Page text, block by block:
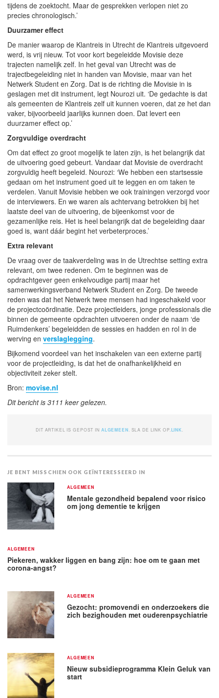
tijdens de zoektocht. Maar de gesprekken verlopen niet zo
precies chronologisch.’
Duurzamer effect
De manier waarop de Klantreis in Utrecht de Klantreis uitgevoerd
werd, is vrij nieuw. Tot voor kort begeleidde Movisie deze
trajecten namelijk zelf. In het geval van Utrecht was de
trajectbegeleiding niet in handen van Movisie, maar van het
Netwerk Student en Zorg. Dat is de richting die Movisie in is
geslagen met dit instrument, legt Nourozi uit. ‘De gedachte is dat
als gemeenten de Klantreis zelf uit kunnen voeren, dat ze het dan
vaker, bijvoorbeeld jaarlijks kunnen doen. Dat levert een
duurzamer effect op.’
Zorgvuldige overdracht
Om dat effect zo groot mogelijk te laten zijn, is het belangrijk dat
de uitvoering goed gebeurt. Vandaar dat Movisie de overdracht
zorgvuldig heeft begeleid. Nourozi: ‘We hebben een startsessie
gedaan om het instrument goed uit te leggen en om taken te
verdelen. Vanuit Movisie hebben we ook trainingen verzorgd voor
de interviewers. En we waren als achtervang betrokken bij het
laatste deel van de uitvoering, de bijeenkomst voor de
gezamenlijke reis. Het is heel belangrijk dat de begeleiding daar
goed is, want dáár begint het verbeterproces.’
Extra relevant
De vraag over de taakverdeling was in de Utrechtse setting extra
relevant, om twee redenen. Om te beginnen was de
opdrachtgever geen enkelvoudige partij maar het
samenwerkingsverband Netwerk Student en Zorg. De tweede
reden was dat het Netwerk twee mensen had ingeschakeld voor
de projectcoördinatie. Deze projectleiders, jonge professionals die
binnen de gemeente opdrachten uitvoeren onder de naam ‘de
Ruimdenkers’ begeleidden de sessies en hadden en rol in de
werving en verslaglegging.
Bijkomend voordeel van het inschakelen van een externe partij
voor de projectleiding, is dat het de onafhankelijkheid en
objectiviteit zeker stelt.
Bron: movise.nl
Dit bericht is 3111 keer gelezen.
DIT ARTIKEL IS GEPOST IN ALGEMEEN . SLA DE LINK OP. LINK
JE BENT MISSCHIEN OOK GEÏNTERESSEERD IN
ALGEMEEN
Mentale gezondheid bepalend voor risico
om jong dementie te krijgen
ALGEMEEN
Piekeren, wakker liggen en bang zijn: hoe om te gaan met
corona-angst?
ALGEMEEN
Gezocht: promovendi en onderzoekers die
zich bezighouden met ouderenpsychiatrie
ALGEMEEN
Nieuw subsidieprogramma Klein Geluk van
start